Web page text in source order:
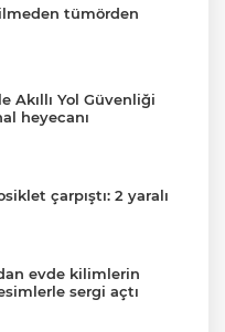
tümörden
Akıllı Yol Güvenliği
heyecanı
çarpıştı: 2 yaralı
evde kilimlerin
sergi açtı